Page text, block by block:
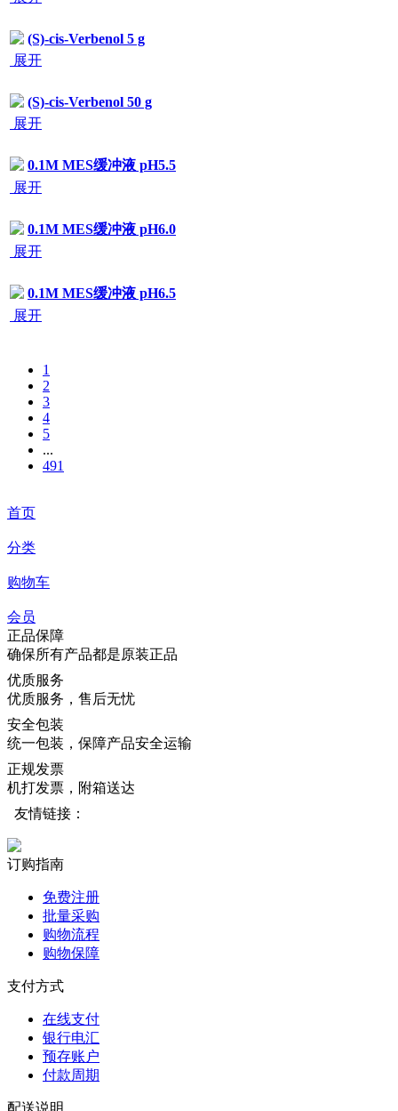
展开
展开
展开
展开
展开
2
3
4
5
...
491
正品保障
确保所有产品都是原装正品
优质服务
优质服务，售后无忧
安全包装
统一包装，保障产品安全运输
正规发票
机打发票，附箱送达
友情链接：
订购指南
免费注册
批量采购
购物流程
购物保障
支付方式
在线支付
银行电汇
预存账户
付款周期
配送说明